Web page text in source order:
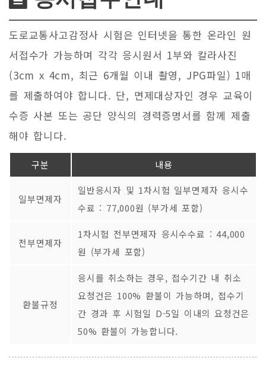
도로교통사고감정사 시험은 인터넷을 통한 온라인 원
서접수가 가능하며 각각 응시원서 1부와 칼라사진
(3cm x 4cm, 최근 6개월 이내 촬영, JPG파일) 1매
를 제출하여야 합니다. 단, 면제대상자인 경우 교육이
수증 사본 또는 공단 양식의 경력증명서를 함께 제출
해야 합니다.
구분 내용
일부면제자
일반응시자 및 1차시험 일부면제자 응시수
수료 : 77,000원 (부가세 포함)
전부면제자
1차시험 전부면제자 응시수수료 : 44,000
원 (부가세 포함)
환불규정
응시를 취소하는 경우, 접수기간 내 취소
요청건은 100% 환불이 가능하며, 접수기
간 경과 후 시험일 D-5일 이내의 요청건은
50% 환불이 가능합니다.